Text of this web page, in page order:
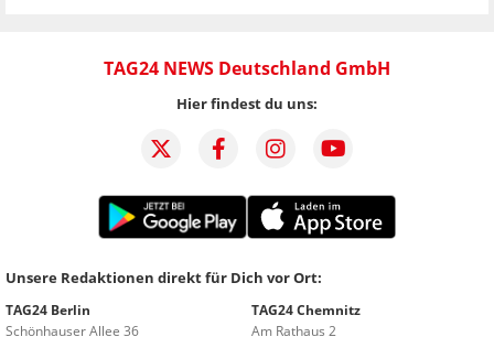
TAG24 NEWS Deutschland GmbH
Hier findest du uns:
Unsere Redaktionen direkt für Dich vor Ort:
TAG24 Berlin
Schönhauser Allee 36
TAG24 Chemnitz
Am Rathaus 2